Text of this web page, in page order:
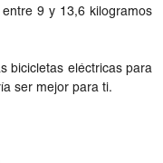
9 y 13,6 kilogramos
bicicletas eléctricas para
ser mejor para ti.